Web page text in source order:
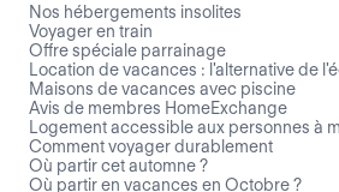
Nos hébergements insolites
Voyager en train
Offre spéciale parrainage
Location de vacances : l'alternative de
Maisons de vacances avec piscine
Avis de membres HomeExchange
Logement accessible aux personnes à
Comment voyager durablement
Où partir cet automne ?
Où partir en vacances en Octobre ?